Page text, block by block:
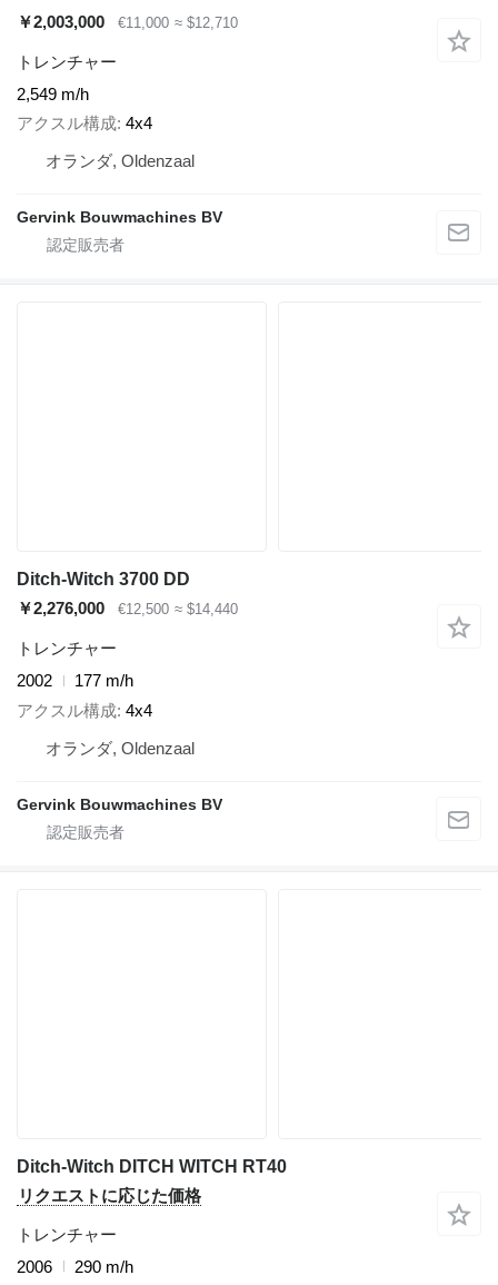
￥2,003,000
€11,000 ≈ $12,710
トレンチャー
2,549 m/h
アクスル構成 4x4
オランダ, Oldenzaal
Gervink Bouwmachines BV
Ditch-Witch 3700 DD
￥2,276,000
€12,500 ≈ $14,440
トレンチャー
2002
177 m/h
アクスル構成 4x4
オランダ, Oldenzaal
Gervink Bouwmachines BV
Ditch-Witch DITCH WITCH RT40
リクエストに応じた価格
トレンチャー
2006
290 m/h